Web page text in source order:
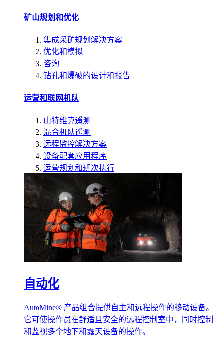
矿山规划和优化
集成采矿规划解决方案
优化和模拟
咨询
钻孔和爆破的设计和报告
运营和联网机队
山特维克遥测
混合机队遥测
远程监控解决方案
设备配套应用程序
运营规划和班次执行
自动化
AutoMine® 产品组合提供自主和远程操作的移动设备。
它可使操作员在舒适且安全的远程控制室中，同时控制
和监视多个地下和露天设备的操作。